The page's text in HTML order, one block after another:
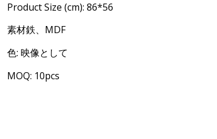
Product Size (cm): 86*56
素材鉄、MDF
色: 映像として
MOQ: 10pcs